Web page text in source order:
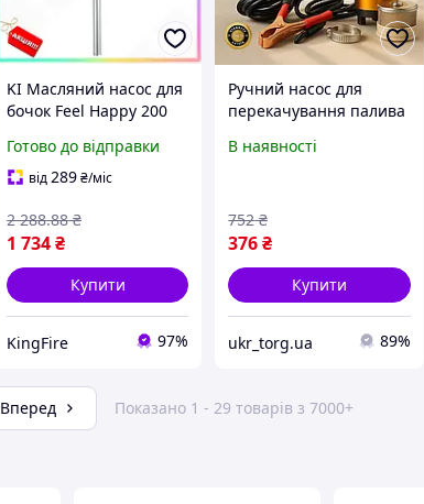
KI Масляний насос для
бочок Feel Happy 200
насос для
перекачування рідин
FIR41_R
Готово до відправки
від289₴/міс
1 734₴
2 288.88 ₴
Купити
KingFire 97%
Ручний насос для
перекачування палива
Електронасос для
В наявності
376₴
752 ₴
Купити
ukr_torg.ua 89%
Вперед Показано 1 - 29 товарів з 7000+